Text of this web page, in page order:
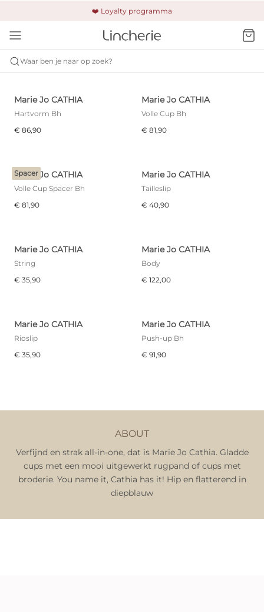
❤️ Loyalty programma
🚚 Gratis verzending & retour
🔒 Altijd veilig betalen
Waar ben je naar op zoek?
CATHIA
Marie Jo CATHIA
Hartvorm Bh
€ 86,90
Marie Jo CATHIA
Volle Cup Bh
€ 81,90
Spacer
Marie Jo CATHIA
Volle Cup Spacer Bh
€ 81,90
Marie Jo CATHIA
Tailleslip
€ 40,90
Marie Jo CATHIA
String
€ 35,90
Marie Jo CATHIA
Body
€ 122,00
Marie Jo CATHIA
Rioslip
€ 35,90
Marie Jo CATHIA
Push-up Bh
€ 91,90
ABOUT
Verfijnd en strak all-in-one, dat is Marie Jo Cathia. Gladde
cups met een mooi uitgewerkt rugpand of cups met
broderie. You name it, Cathia has it! Hip en flatterend in
diepblauw